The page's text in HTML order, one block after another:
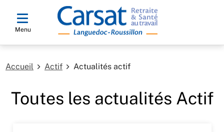
Menu
Accueil Actif Actualités actif
Toutes les actualités Actif